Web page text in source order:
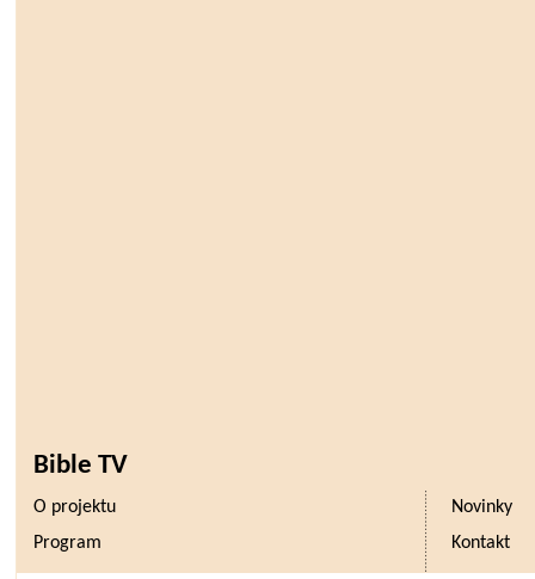
Bible TV
O projektu
Novinky
Program
Kontakt